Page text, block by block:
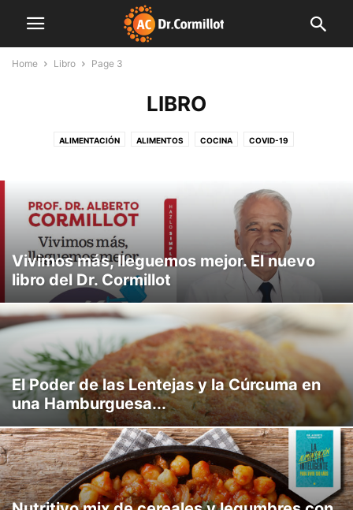
Home Libro Page 3
LIBRO
ALIMENTACIÓN ALIMENTOS COCINA COVID-19
INSTITUCIONES LIBRO MENTE SANA MUNDO CORMILLOT
NOTAS DE INTERÉS NUTRICIÓN NUTROPEDIA PLAN SEMANAL
PREVENCIÓN PRODUCCIÓN SALUD SIN CATEGORÍA
Vivimos más, lleguemos mejor. El nuevo
libro del Dr. Cormillot
El Poder de las Lentejas y la Cúrcuma en
una Hamburguesa...